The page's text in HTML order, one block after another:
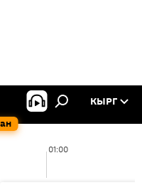
КЫРГ
01:00